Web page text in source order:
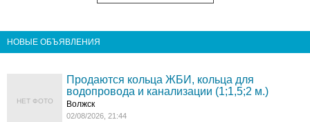
НОВЫЕ ОБЪЯВЛЕНИЯ
НЕТ ФОТО
Продаются кольца ЖБИ, кольца для
водопровода и канализации (1;1,5;2 м.)
Волжск
02/08/2026, 21:44